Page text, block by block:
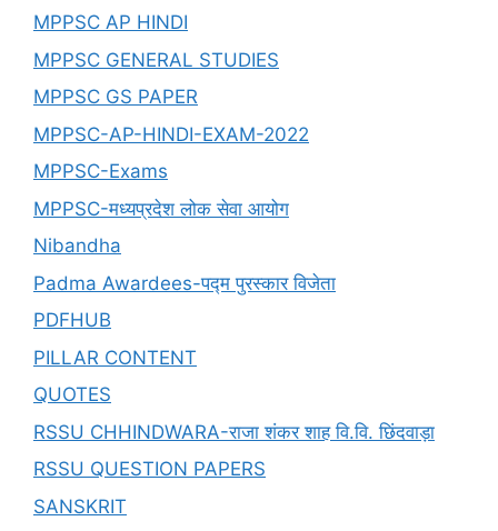
MPPSC AP HINDI
MPPSC GENERAL STUDIES
MPPSC GS PAPER
MPPSC-AP-HINDI-EXAM-2022
MPPSC-Exams
MPPSC-मध्यप्रदेश लोक सेवा आयोग
Nibandha
Padma Awardees-पद्म पुरस्कार विजेता
PDFHUB
PILLAR CONTENT
QUOTES
RSSU CHHINDWARA-राजा शंकर शाह वि.वि. छिंदवाड़ा
RSSU QUESTION PAPERS
SANSKRIT